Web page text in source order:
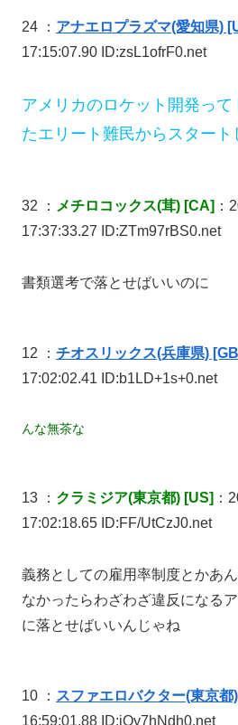
24 ： アナエロプラズマ(愛知県)
17:15:07.90 ID:zsL1ofrF0.net
アメリカのロケット開発って
たエリート難民からスター
32 ： メチロコックス(茸) [CA] ：
17:37:33.27 ID:ZTm97rBS0.net
書類選考で落とせばいいのに
12 ： チオスリックス(兵庫県)
17:02:02.41 ID:b1LD+1s+0.net
んな無茶な
13 ： クラミジア(東京都) [US] ：
17:02:18.65 ID:FF/UtCzJ0.net
義務としての雇用率制度とかあん
なかったらわざわざ違反になる
に落とせばいいんじゃね
10 ： スファエロバクター(東京都
16:59:01.88 ID:jOy7hNdh0.net